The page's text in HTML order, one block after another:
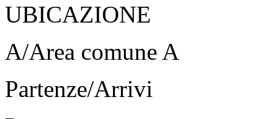
UBICAZIONE
A/Area comune A
Partenze/Arrivi